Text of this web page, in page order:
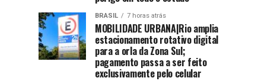
BRASIL 7 horas atrás
MOBILIDADE URBANA|Rio amplia
estacionamento rotativo digital
para a orla da Zona Sul;
pagamento passa a ser feito
exclusivamente pelo celular